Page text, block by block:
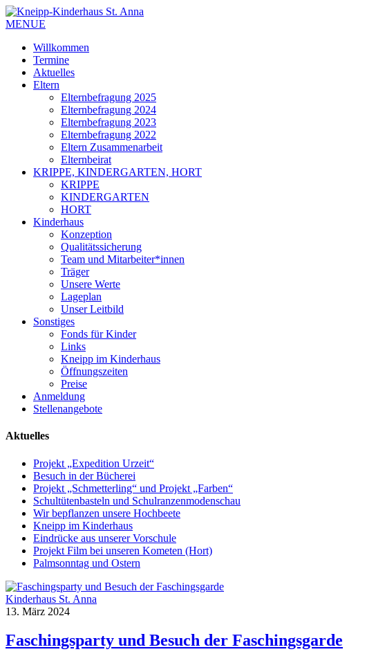
MENUE
Willkommen
Termine
Aktuelles
Eltern
Elternbefragung 2025
Elternbefragung 2024
Elternbefragung 2023
Elternbefragung 2022
Eltern Zusammenarbeit
Elternbeirat
KRIPPE, KINDERGARTEN, HORT
KRIPPE
KINDERGARTEN
HORT
Kinderhaus
Konzeption
Qualitätssicherung
Team und Mitarbeiter*innen
Träger
Unsere Werte
Lageplan
Unser Leitbild
Sonstiges
Fonds für Kinder
Links
Kneipp im Kinderhaus
Öffnungszeiten
Preise
Anmeldung
Stellenangebote
Aktuelles
Projekt „Expedition Urzeit“
Besuch in der Bücherei
Projekt „Schmetterling“ und Projekt „Farben“
Schultütenbasteln und Schulranzenmodenschau
Wir bepflanzen unsere Hochbeete
Kneipp im Kinderhaus
Eindrücke aus unserer Vorschule
Projekt Film bei unseren Kometen (Hort)
Palmsonntag und Ostern
Kinderhaus St. Anna
13. März 2024
Faschingsparty und Besuch der Faschingsgarde